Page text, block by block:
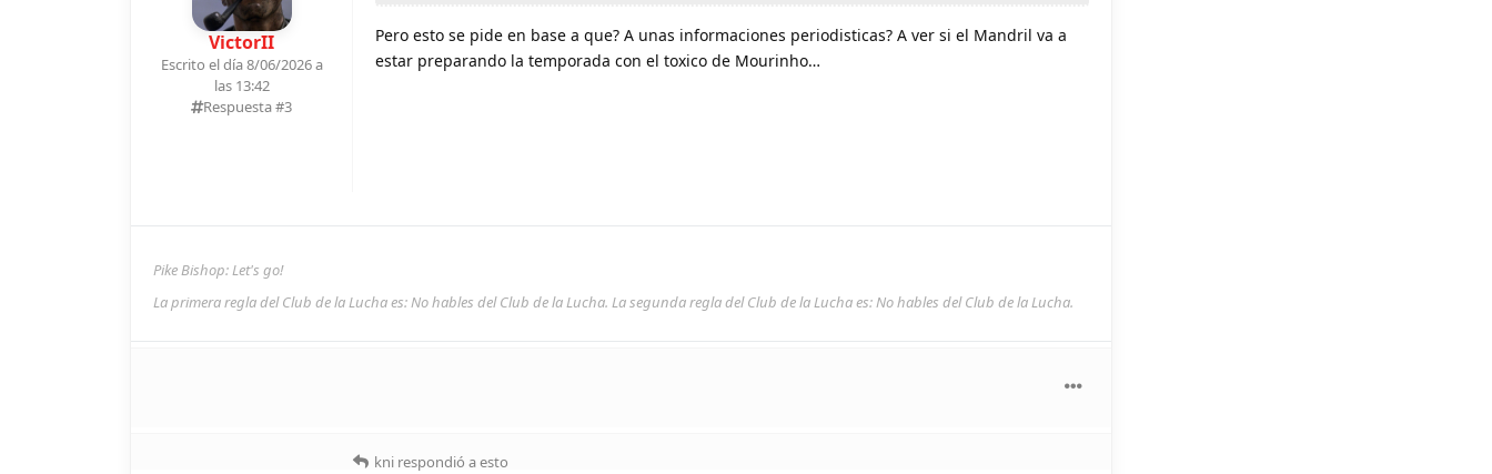
VictorII
Escrito el día 8/06/2026 a
las 13:42
Respuesta #3
Pero esto se pide en base a que? A unas informaciones periodisticas? A ver si el Mandril va a
estar preparando la temporada con el toxico de Mourinho…
Pike Bishop: Let's go!
La primera regla del Club de la Lucha es: No hables del Club de la Lucha. La segunda regla del Club de la Lucha es: No hables del Club de la Lucha.
kni respondió a esto